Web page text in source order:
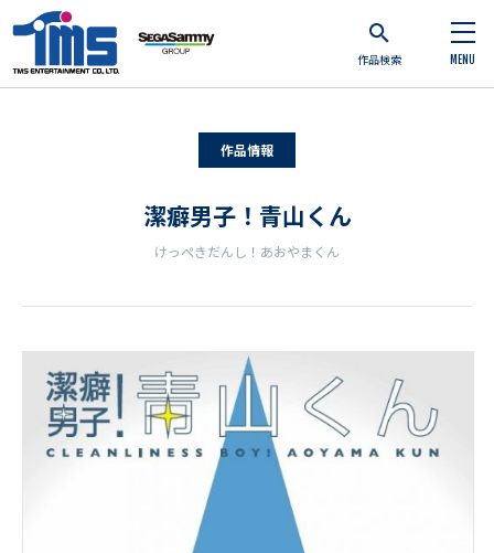
作品検索 MENU
作品情報
潔癖男子！青山くん
けっぺきだんし！あおやまくん